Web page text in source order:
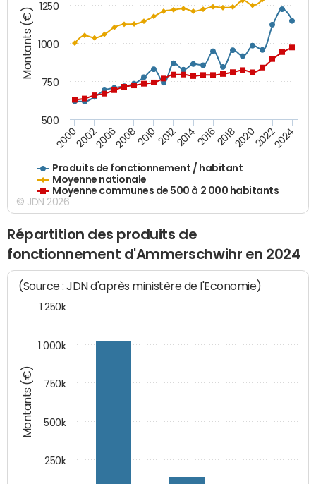
Montants (€)
Produits de fonctionnement / habitant
Moyenne nationale
Moyenne communes de 500 à 2 000 habitants
200020022006200820102012201420162018202020222024
500
750
1000
1250
© JDN 2026
Répartition des produits de
fonctionnement d'Ammerschwihr en 2024
Montants (€)
(Source : JDN d'après ministère de l'Economie)
250k
500k
750k
1 000k
1 250k